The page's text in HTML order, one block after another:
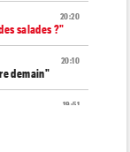
20:20
salades ?"
20:10
demain"
19:51